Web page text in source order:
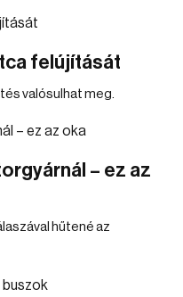
felújítását
valósulhat meg.
– ez az
hűtené az